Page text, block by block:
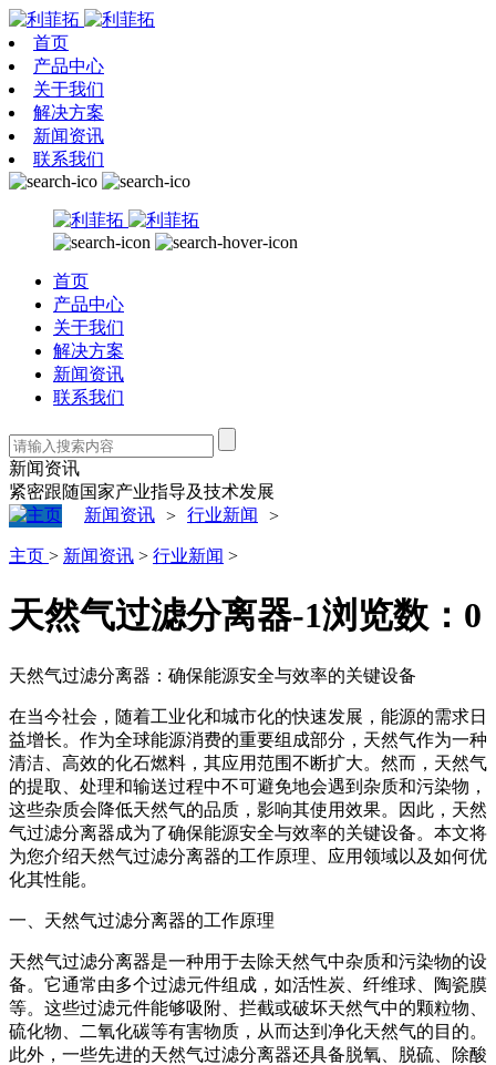
首页
产品中心
关于我们
解决方案
新闻资讯
联系我们
首页
产品中心
关于我们
解决方案
新闻资讯
联系我们
新闻资讯
紧密跟随国家产业指导及技术发展
新闻资讯 > 行业新闻 >
主页 > 新闻资讯 > 行业新闻 >
天然气过滤分离器-1浏览数： 0
天然气过滤分离器：确保能源安全与效率的关键设备
在当今社会，随着工业化和城市化的快速发展，能源的需求日
益增长。作为全球能源消费的重要组成部分，天然气作为一种
清洁、高效的化石燃料，其应用范围不断扩大。然而，天然气
的提取、处理和输送过程中不可避免地会遇到杂质和污染物，
这些杂质会降低天然气的品质，影响其使用效果。因此，天然
气过滤分离器成为了确保能源安全与效率的关键设备。本文将
为您介绍天然气过滤分离器的工作原理、应用领域以及如何优
化其性能。
一、天然气过滤分离器的工作原理
天然气过滤分离器是一种用于去除天然气中杂质和污染物的设
备。它通常由多个过滤元件组成，如活性炭、纤维球、陶瓷膜
等。这些过滤元件能够吸附、拦截或破坏天然气中的颗粒物、
硫化物、二氧化碳等有害物质，从而达到净化天然气的目的。
此外，一些先进的天然气过滤分离器还具备脱氧、脱硫、除酸